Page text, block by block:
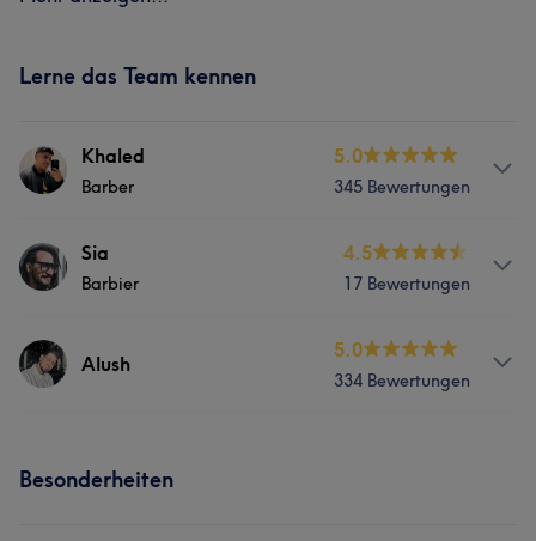
Lerne das Team kennen
Khaled
Barber
5.0
345 Bewertungen
Info
Language: deutsch, Arabisch, Englisch
Services
Was unsere Kunden über Khaled sagen
Sia
Barbier
4.5
17 Bewertungen
Services
Alush
5.0
334 Bewertungen
Besonderheiten